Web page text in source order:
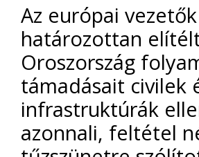
Az európai vezetők
határozottan
Oroszország
támadásait civilek
infrastruktúrák
azonnali, feltétel